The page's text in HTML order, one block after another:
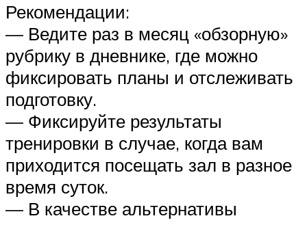
Рекомендации:
— Ведите раз в месяц «обзорную»
рубрику в дневнике, где можно
фиксировать планы и отслеживать
подготовку.
— Фиксируйте результаты
тренировки в случае, когда вам
приходится посещать зал в разное
время суток.
— В качестве альтернативы